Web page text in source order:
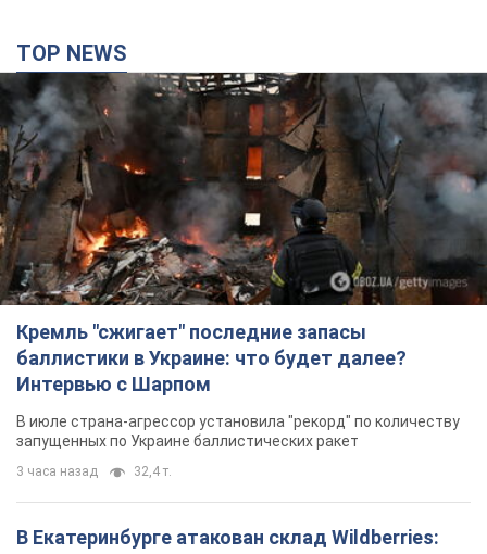
баллистики в Украине: что будет далее?
Интервью с Шарпом
В июле страна-агрессор установила "рекорд" по количеству
запущенных по Украине баллистических ракет
3 часа назад 32,4 т.
В Екатеринбурге атакован склад Wildberries:
есть попадания, поднялся дым. Фото и видео
Россиянам не помогла даже работа ПВО
2 часа назад 7,4 т.
С 1 сентября украинским учителям повысят
зарплаты: Корецкий раскрыл подробности
Одновременно с повышением зарплат педагогам
правительство объявило об увеличении студенческих